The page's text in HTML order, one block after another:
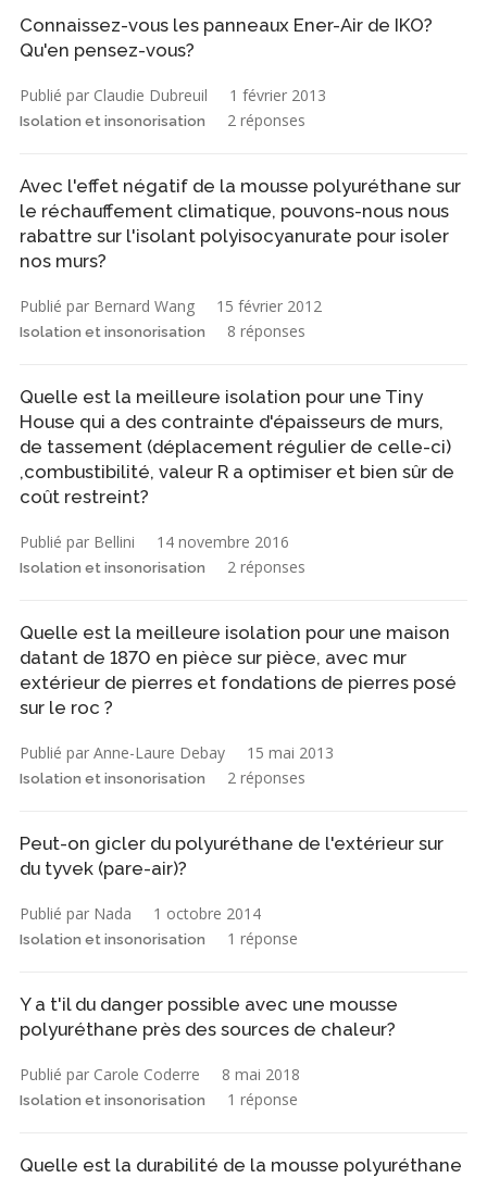
Connaissez-vous les panneaux Ener-Air de IKO?
Qu'en pensez-vous?
Publié par Claudie Dubreuil 1 février 2013
Isolation et insonorisation 2 réponses
Avec l'effet négatif de la mousse polyuréthane sur
le réchauffement climatique, pouvons-nous nous
rabattre sur l'isolant polyisocyanurate pour isoler
nos murs?
Publié par Bernard Wang 15 février 2012
Isolation et insonorisation 8 réponses
Quelle est la meilleure isolation pour une Tiny
House qui a des contrainte d'épaisseurs de murs,
de tassement (déplacement régulier de celle-ci)
,combustibilité, valeur R a optimiser et bien sûr de
coût restreint?
Publié par Bellini 14 novembre 2016
Isolation et insonorisation 2 réponses
Quelle est la meilleure isolation pour une maison
datant de 1870 en pièce sur pièce, avec mur
extérieur de pierres et fondations de pierres posé
sur le roc ?
Publié par Anne-Laure Debay 15 mai 2013
Isolation et insonorisation 2 réponses
Peut-on gicler du polyuréthane de l'extérieur sur
du tyvek (pare-air)?
Publié par Nada 1 octobre 2014
Isolation et insonorisation 1 réponse
Y a t'il du danger possible avec une mousse
polyuréthane près des sources de chaleur?
Publié par Carole Coderre 8 mai 2018
Isolation et insonorisation 1 réponse
Quelle est la durabilité de la mousse polyuréthane